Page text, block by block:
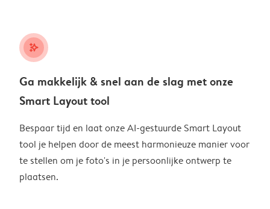
stars_plus
Ga makkelijk & snel aan de slag met onze
Smart Layout tool
Bespaar tijd en laat onze AI-gestuurde Smart Layout
tool je helpen door de meest harmonieuze manier voor
te stellen om je foto's in je persoonlijke ontwerp te
plaatsen.